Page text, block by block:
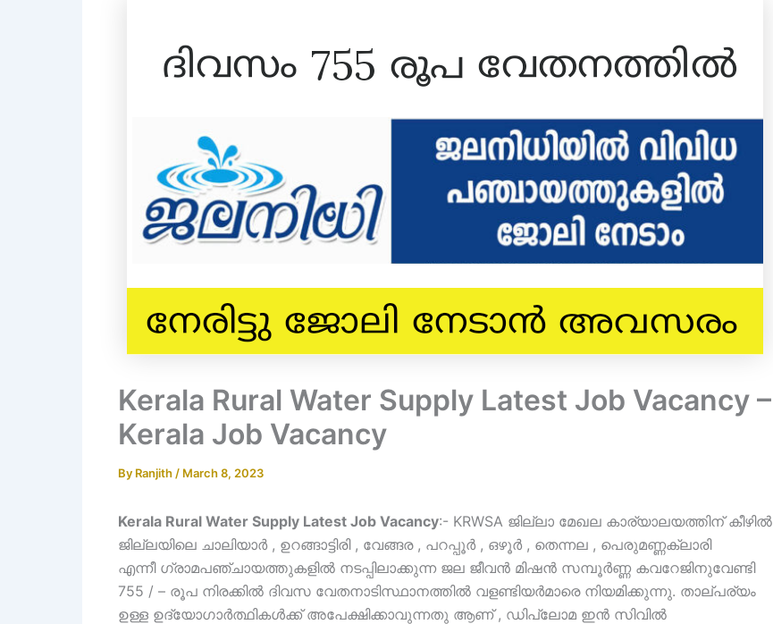
Kerala Rural Water Supply Latest Job Vacancy –
Kerala Job Vacancy
By Ranjith / March 8, 2023
Kerala Rural Water Supply Latest Job Vacancy:- KRWSA ജില്ലാ മേഖല കാര്യാലയത്തിന് കീഴിൽ
ജില്ലയിലെ ചാലിയാർ , ഉറങ്ങാട്ടിരി , വേങ്ങര , പറപ്പൂർ , ഒഴൂർ , തെന്നല , പെരുമണ്ണക്ലാരി
എന്നീ ഗ്രാമപഞ്ചായത്തുകളിൽ നടപ്പിലാക്കുന്ന ജല ജീവൻ മിഷൻ സമ്പൂർണ്ണ കവറേജിനുവേണ്ടി
755 / – രൂപ നിരക്കിൽ ദിവസ വേതനാടിസ്ഥാനത്തിൽ വളണ്ടിയർമാരെ നിയമിക്കുന്നു. താല്പര്യം
ഉള്ള ഉദ്യോഗാർത്ഥികൾക്ക് അപേക്ഷിക്കാവുന്നതു ആണ് , ഡിപ്ലോമ ഇൻ സിവിൽ